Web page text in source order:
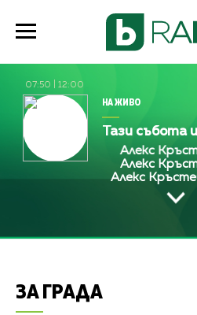
07:50 12:00
НА ЖИВО
Тази събота
Алекс
Алекс
Алекс
ЗА ГРАДА